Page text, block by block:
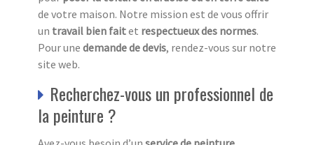
de votre maison. Notre mission est de vous offrir
un travail bien faitet respectueux des normes.
Pour une demande de devis, rendez-vous sur notre
site web.
Recherchez-vous un professionnel de
la peinture ?